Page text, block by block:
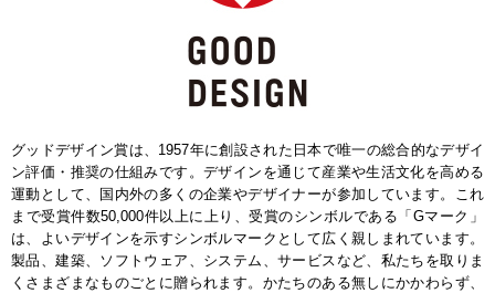
グッドデザイン賞は、1957年に創設された日本で唯一の総合的なデザイ
ン評価・推奨の仕組みです。デザインを通じて産業や生活文化を高める
運動として、国内外の多くの企業やデザイナーが参加しています。これ
まで受賞件数50,000件以上に上り、受賞のシンボルである「Gマーク」
は、よいデザインを示すシンボルマークとして広く親しまれています。
製品、建築、ソフトウェア、システム、サービスなど、私たちを取りま
くさまざまなものごとに贈られます。かたちのある無しにかかわらず、